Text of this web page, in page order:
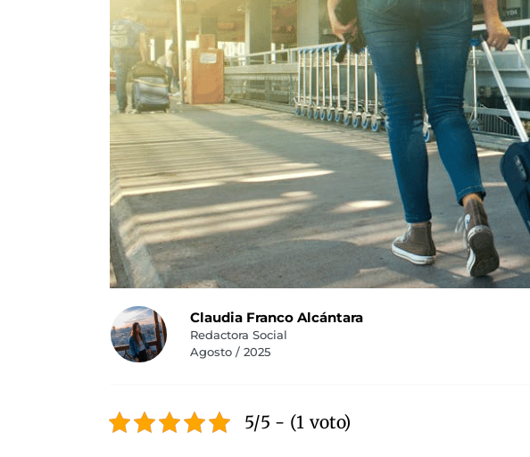
Claudia Franco Alcántara
Redactora Social
Agosto / 2025
5/5 - (1 voto)